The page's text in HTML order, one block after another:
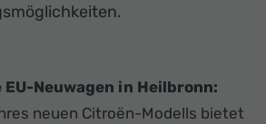
Neuwagen in Heilbronn:
neuen Citroën-Modells bietet